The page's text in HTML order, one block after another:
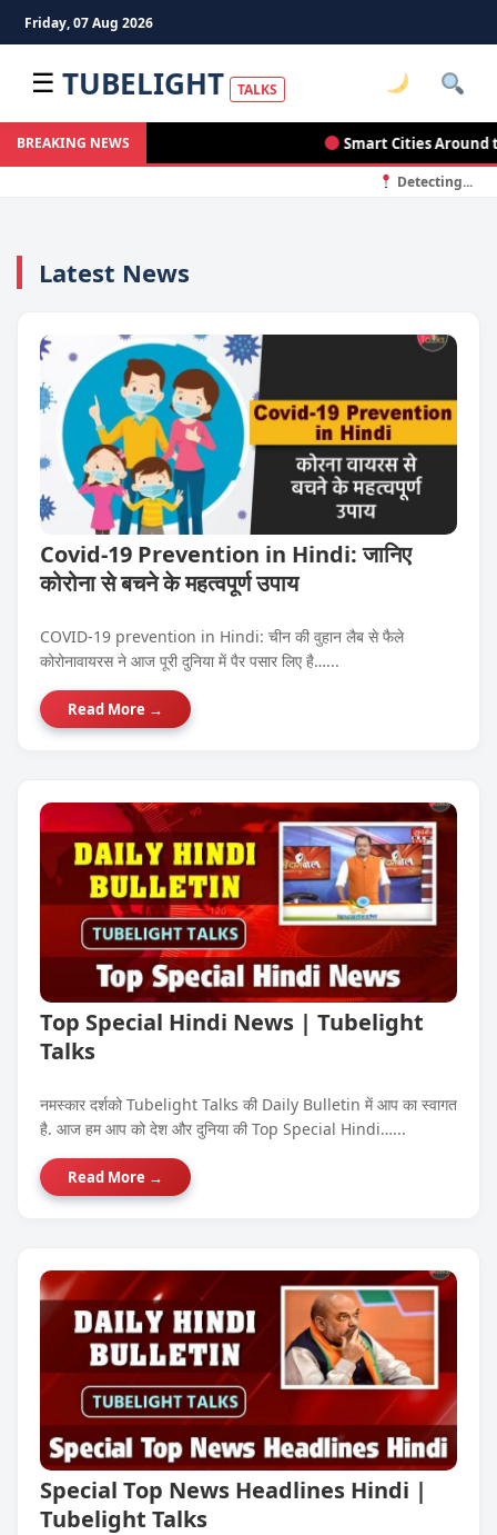
Friday, 07 Aug 2026
☰ TUBELIGHT TALKS
BREAKING NEWS Smart Cities Around the
Detecting...
Latest News
Covid-19 Prevention in Hindi: जानिए
कोरोना से बचने के महत्वपूर्ण उपाय
COVID-19 prevention in Hindi: चीन की वुहान लैब से फैले
कोरोनावायरस ने आज पूरी दुनिया में पैर पसार लिए है…...
Read More →
Top Special Hindi News | Tubelight
Talks
नमस्कार दर्शको Tubelight Talks की Daily Bulletin में आप का स्वागत
है. आज हम आप को देश और दुनिया की Top Special Hindi…...
Read More →
Special Top News Headlines Hindi |
Tubelight Talks